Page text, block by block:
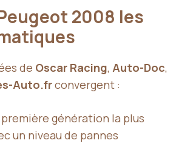
2008 les
de Oscar Racing, Auto-Doc,
Auto.frconvergent :
première génération la plus
un niveau de pannes